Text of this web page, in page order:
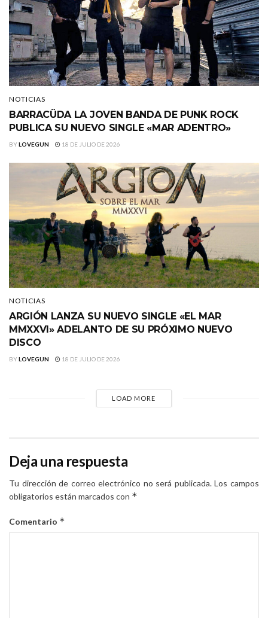
NOTICIAS
BARRACÜDA LA JOVEN BANDA DE PUNK ROCK
PUBLICA SU NUEVO SINGLE «MAR ADENTRO»
BYLOVEGUN 18 DE JULIO DE 2026
NOTICIAS
ARGIÓN LANZA SU NUEVO SINGLE «EL MAR
MMXXVI» ADELANTO DE SU PRÓXIMO NUEVO
DISCO
BYLOVEGUN 18 DE JULIO DE 2026
LOAD MORE
Deja una respuesta
Tu dirección de correo electrónico no será publicada. Los campos
obligatorios están marcados con *
Comentario *